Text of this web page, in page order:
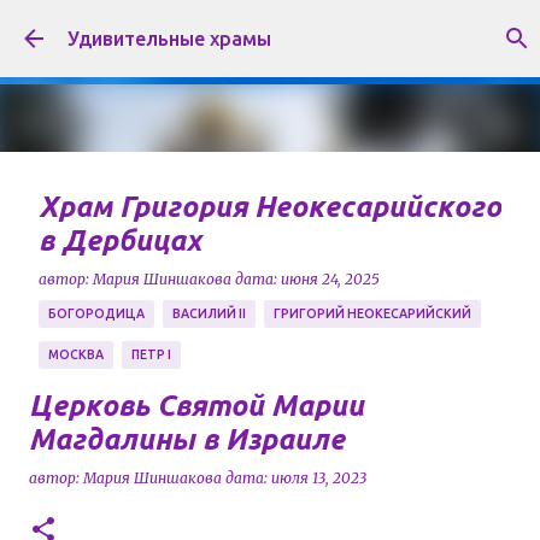
К основному контенту
Удивительные храмы
Храм Григория Неокесарийского
в Дербицах
автор:Мария Шиншакова дата: июня 24, 2025
БОГОРОДИЦА ВАСИЛИЙ II ГРИГОРИЙ НЕОКЕСАРИЙСКИЙ
МОСКВА ПЕТР I
Храм в честь Григория Неокесарийского
расположен в районе Якиманка города Москвы, и
является памятником архитектуры XVII века. Храм
носит имя Чудотворца Григория Некесарийского,
который усмирял реки, лечил больных, решал
Церковь Святой Марии
Магдалины в Израиле
автор:Мария Шиншакова дата: июля 13, 2023